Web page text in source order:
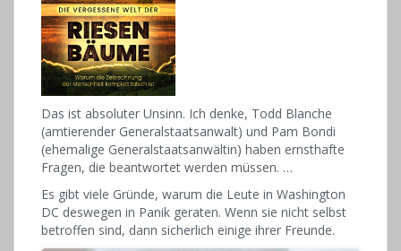
Das ist absoluter Unsinn. Ich denke, Todd Blanche
(amtierender Generalstaatsanwalt) und Pam Bondi
(ehemalige Generalstaatsanwältin) haben ernsthafte
Fragen, die beantwortet werden müssen. …
Es gibt viele Gründe, warum die Leute in Washington
DC deswegen in Panik geraten. Wenn sie nicht selbst
betroffen sind, dann sicherlich einige ihrer Freunde.